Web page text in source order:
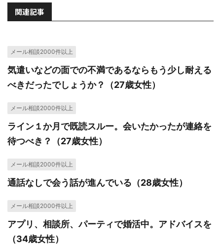
関連記事
メール相談2000件以上
気遣いなどの面での不満であるならもう少し耐える
べきだったでしょうか？（27歳女性）
メール相談2000件以上
ライン１か月で既読スルー。会いたかったが連絡を
待つべき？（27歳女性）
メール相談2000件以上
通話なしで会う話が進んでいる（28歳女性）
メール相談2000件以上
アプリ、相談所、パーティで婚活中。アドバイスを
（34歳女性）